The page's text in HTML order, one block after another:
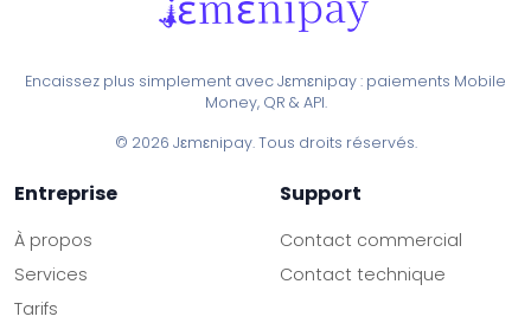
Encaissez plus simplement avec Jɛmɛnipay : paiements Mobile
Money, QR & API.
© 2026 Jɛmɛnipay. Tous droits réservés.
Entreprise
À propos
Services
Tarifs
Support
Contact commercial
Contact technique